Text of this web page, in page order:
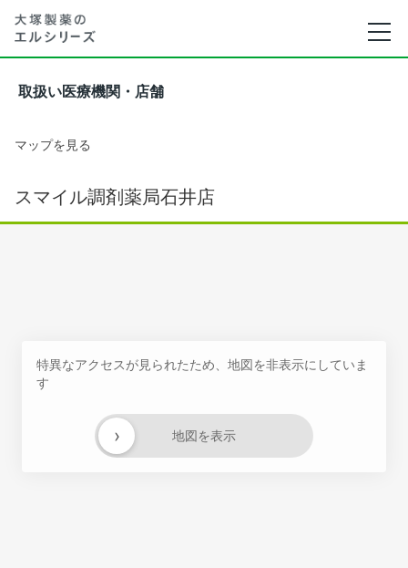
取扱い医療機関・店舗
マップを見る
スマイル調剤薬局石井店
特異なアクセスが見られたため、地図を非表示にしていま
す
地図を表示
›